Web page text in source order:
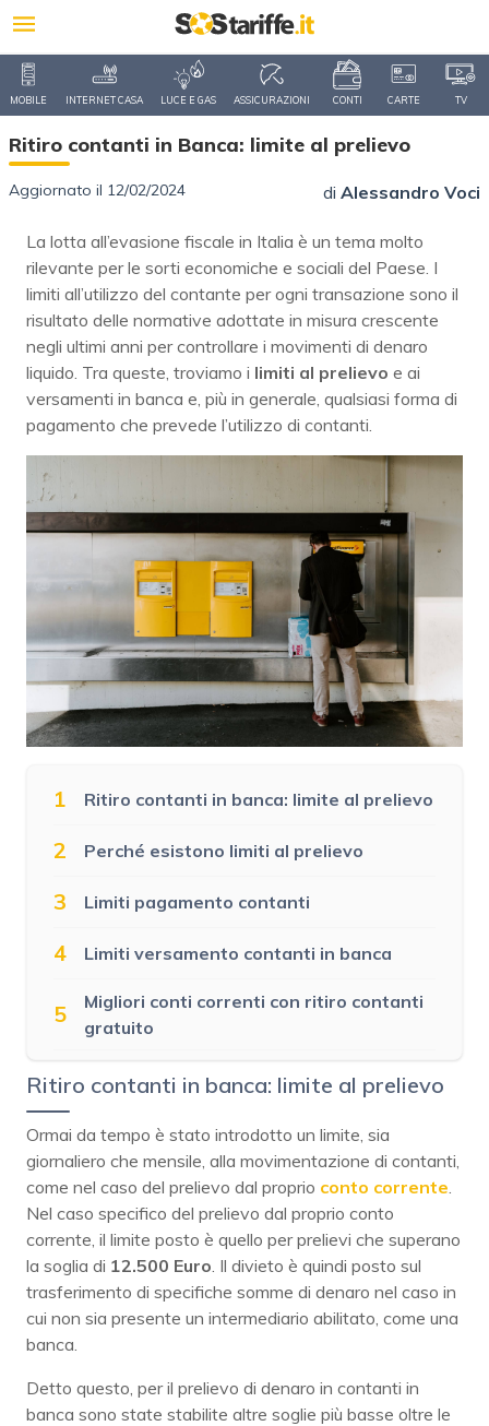
MOBILE INTERNET CASA LUCE E GAS ASSICURAZIONI CONTI CARTE TV
Ritiro contanti in Banca: limite al prelievo
Aggiornato il 12/02/2024 di Alessandro Voci
La lotta all’evasione fiscale in Italia è un tema molto
rilevante per le sorti economiche e sociali del Paese. I
limiti all’utilizzo del contante per ogni transazione sono il
risultato delle normative adottate in misura crescente
negli ultimi anni per controllare i movimenti di denaro
liquido. Tra queste, troviamo i limiti al prelievo e ai
versamenti in banca e, più in generale, qualsiasi forma di
pagamento che prevede l’utilizzo di contanti.
1 Ritiro contanti in banca: limite al prelievo
2 Perché esistono limiti al prelievo
3 Limiti pagamento contanti
4 Limiti versamento contanti in banca
5
Migliori conti correnti con ritiro contanti
gratuito
Ritiro contanti in banca: limite al prelievo
Ormai da tempo è stato introdotto un limite, sia
giornaliero che mensile, alla movimentazione di contanti,
come nel caso del prelievo dal proprio conto corrente
Nel caso specifico del prelievo dal proprio conto
corrente, il limite posto è quello per prelievi che superano
la soglia di 12.500 Euro . Il divieto è quindi posto sul
trasferimento di specifiche somme di denaro nel caso in
cui non sia presente un intermediario abilitato, come una
banca.
Detto questo, per il prelievo di denaro in contanti in
banca sono state stabilite altre soglie più basse oltre le